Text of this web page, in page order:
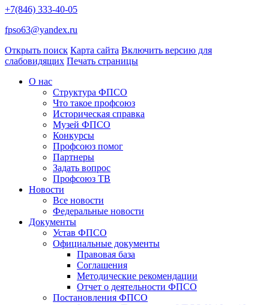
+7(846) 333-40-05
fpso63@yandex.ru
Открыть поиск Карта сайта Включить версию для
слабовидящих Печать страницы
О нас
Структура ФПСО
Что такое профсоюз
Историческая справка
Музей ФПСО
Конкурсы
Профсоюз помог
Партнеры
Задать вопрос
Профсоюз ТВ
Новости
Все новости
Федеральные новости
Документы
Устав ФПСО
Официальные документы
Правовая база
Соглашения
Методические рекомендации
Отчет о деятельности ФПСО
Постановления ФПСО